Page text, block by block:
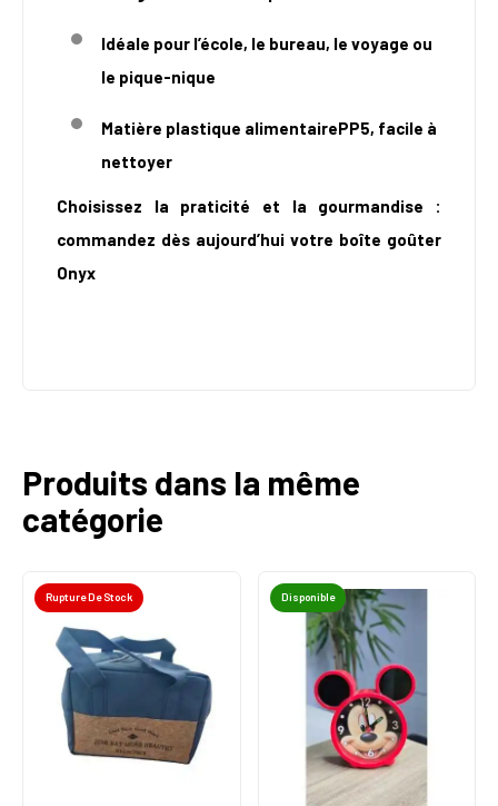
Idéale pour l’école, le bureau, le voyage ou
le pique-nique
Matière plastique alimentairePP5, facile à
nettoyer
Choisissez la praticité et la gourmandise :
commandez dès aujourd’hui votre boîte goûter
Onyx
Produits dans la même
catégorie
Rupture De Stock Disponible